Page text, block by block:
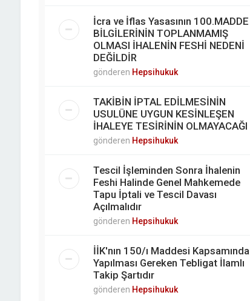
İcra ve İflas Yasasının 100.MADDE
BİLGİLERİNİN TOPLANMAMIŞ
OLMASI İHALENİN FESHİ NEDENİ
DEĞİLDİR
gönderen Hepsihukuk
TAKİBİN İPTAL EDİLMESİNİN
USULÜNE UYGUN KESİNLEŞEN
İHALEYE TESİRİNİN OLMAYACAĞI
gönderen Hepsihukuk
Tescil İşleminden Sonra İhalenin
Feshi Halinde Genel Mahkemede
Tapu İptali ve Tescil Davası
Açılmalıdır
gönderen Hepsihukuk
İİK'nın 150/ı Maddesi Kapsamında
Yapılması Gereken Tebligat İlamlı
Takip Şartıdır
gönderen Hepsihukuk